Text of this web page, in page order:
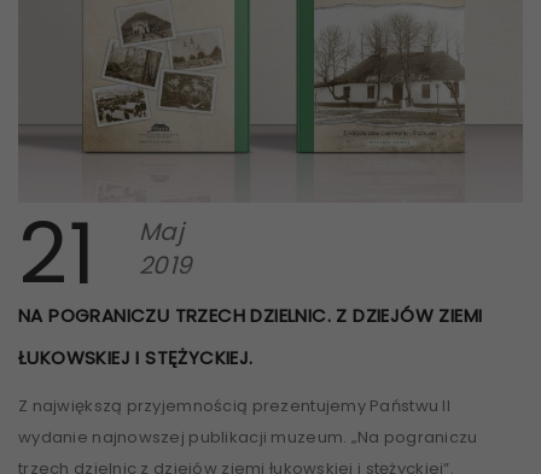
21
Maj
2019
NA POGRANICZU TRZECH DZIELNIC. Z DZIEJÓW ZIEMI
ŁUKOWSKIEJ I STĘŻYCKIEJ.
Z największą przyjemnością prezentujemy Państwu II
wydanie najnowszej publikacji muzeum. „Na pograniczu
trzech dzielnic z dziejów ziemi łukowskiej i stężyckiej”.